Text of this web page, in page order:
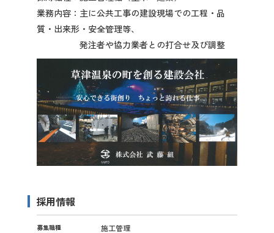
2028年3月卒業予定の方
ぐんま就活ナビについて
会員登録
ログイン
業務内容：主に公共工事の建設現場での工程・品
質・出来形・安全管理等、
発注者や協力業者との打合せ及び調整
採用情報
募集職種 施工管理